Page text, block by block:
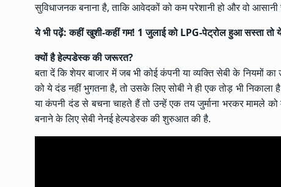
सुविधाजनक बनाना है, ताकि आवेदकों को कम परेशानी हो और वो
ये भी पढ़ें:कहीं खुशी-कहीं गम! 1 जुलाई को LPG-पेट्रोल हुआ सस्ता तो
क्यों है हेल्पडेस्क की जरूरत?
बता दें कि शेयर बाजार में जब भी कोई कंपनी या व्यक्ति सेबी के नियमों
को ये दंड नहीं भुगतना है, तो उसके लिए सोबी ने ही एक तोड़ भी
या कंपनी दंड से बचना चाहते हैं तो उन्हें एक तय जुर्माना भरकर मामले
बनाने के लिए सेबी नेनई हेल्पडेस्क की शुरुआत की है.